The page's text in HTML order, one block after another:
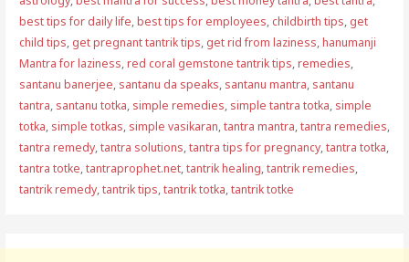
best tips for daily life,best tips for employees, childbirth tips, get
child tips, get pregnant tantrik tips, get rid from laziness,hanumanji
Mantra for laziness,red coral gemstone tantrik tips,remedies,
santanu banerjee, santanu da speaks, santanu mantra, santanu
tantra, santanu totka, simple remedies, simple tantra totka, simple
totka, simple totkas, simple vasikaran,tantra mantra,tantra remedies,
tantra remedy,tantra solutions,tantra tips for pregnancy,tantra totka,
tantra totke,tantraprophet.net,tantrik healing,tantrik remedies,
tantrik remedy,tantrik tips,tantrik totka,tantrik totke